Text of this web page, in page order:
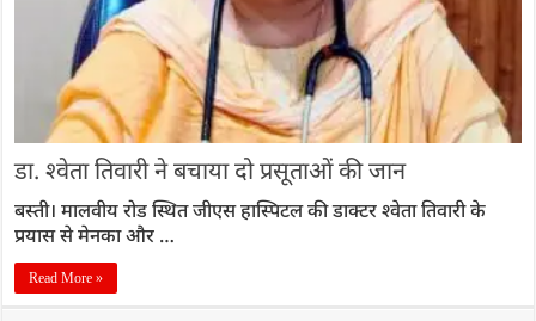
डा. श्वेता तिवारी ने बचाया दो प्रसूताओं की जान
बस्ती। मालवीय रोड स्थित जीएस हास्पिटल की डाक्टर श्वेता तिवारी के
प्रयास से मेनका और …
Read More »